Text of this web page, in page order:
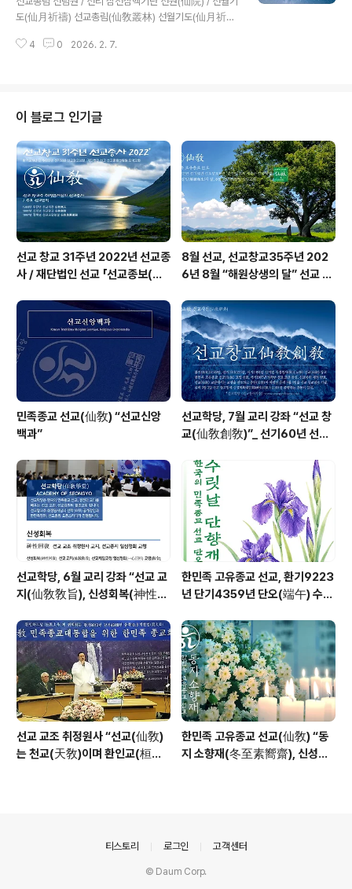
천제(守護天祭), 산천재(山川齋)’와 함께 선교총림선림
원 설립자 시정원주(時正原主)님의 주재로 “정화수기도
명상법회”를 진행했습니다. ※세계 물의 날 · 선교 / 언론보
도(仙月祈禱) 선교총림(仙敎叢林) 선월기도(仙月祈
교창교36년 병오년한민족 고유종교 선교(仙敎), 선교총
선교경전 「선교전(仙敎典)」에서 선원(仙院)에 대해 교유
하시기를 “선림원(仙林院)은 선교(仙敎)의 제일선문(第
一仙門)이요, 선교 선원(仙院)의 총림(叢林)이며, 선교
교구 교당의 총본산(總本山)이다. 선인(仙人)이 산(山)에
거하여 선교(仙敎)를 신앙하고 선도(仙道)를 수행하며 선
학(..
4 0 2026. 2. 7.
이 블로그 인기글
선교 창교 31주년 2022년 선교종
사 / 재단법인 선교 「선교종보(仙
8월 선교, 선교창교35주년 202
6년 8월 “해원상생의 달” 선교 법
민족종교 선교(仙敎) “선교신앙
백과”
선교학당, 7월 교리 강좌 “선교 창
교(仙敎創敎)”_ 선기60년 선교
선교학당, 6월 교리 강좌 “선교 교
지(仙敎敎旨), 신성회복(神性回
열린학당
한민족 고유종교 선교, 환기9223
년 단기4359년 단오(端午) 수릿
사님 신성교화법문
선교 교조 취정원사 “선교(仙敎)
는 천교(天敎)이며 환인교(桓因
한민족 고유종교 선교(仙敎) “동
지 소향재(冬至素嚮齋), 신성의
티스토리 로그인 고객센터
© Daum Corp.